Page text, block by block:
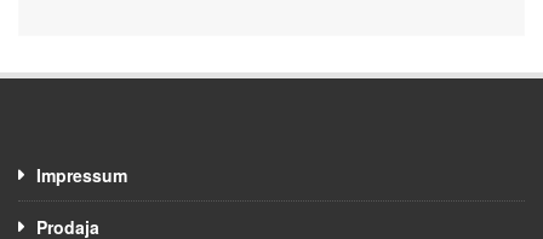
Impressum
Prodaja